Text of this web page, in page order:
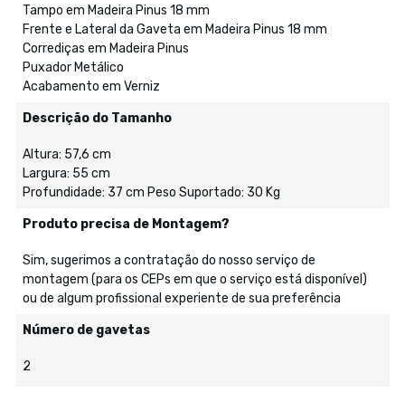
Tampo em Madeira Pinus 18 mm
Frente e Lateral da Gaveta em Madeira Pinus 18 mm
Corrediças em Madeira Pinus
Puxador Metálico
Acabamento em Verniz
Descrição do Tamanho
Altura: 57,6 cm
Largura: 55 cm
Profundidade: 37 cm Peso Suportado: 30 Kg
Produto precisa de Montagem?
Sim, sugerimos a contratação do nosso serviço de
montagem (para os CEPs em que o serviço está disponível)
ou de algum profissional experiente de sua preferência
Número de gavetas
2